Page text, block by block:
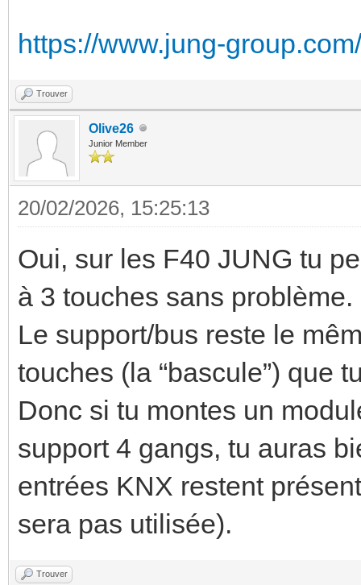
https://www.jung-
Trouver
Olive26
Junior Member
20/02/2026, 15:25:13
Oui, sur les F40 JUNG tu
à 3 touches sans problème.
Le support/bus reste le
touches (la “bascule”) que
Donc si tu montes un
support 4 gangs, tu auras
entrées KNX restent
sera pas utilisée).
Trouver